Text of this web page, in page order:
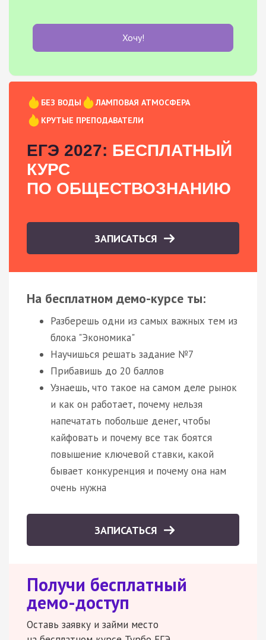
Хочу!
БЕЗ ВОДЫ
ЛАМПОВАЯ АТМОСФЕРА
КРУТЫЕ ПРЕПОДАВАТЕЛИ
ЕГЭ 2027: БЕСПЛАТНЫЙ
КУРС
ПО ОБЩЕСТВОЗНАНИЮ
ЗАПИСАТЬСЯ
На бесплатном демо-курсе ты:
Разберешь одни из самых важных тем из
блока "Экономика"
Научишься решать задание №7
Прибавишь до 20 баллов
Узнаешь, что такое на самом деле рынок
и как он работает, почему нельзя
напечатать побольше денег, чтобы
кайфовать и почему все так боятся
повышение ключевой ставки, какой
бывает конкуренция и почему она нам
очень нужна
ЗАПИСАТЬСЯ
Получи бесплатный
демо-доступ
Оставь заявку и займи место